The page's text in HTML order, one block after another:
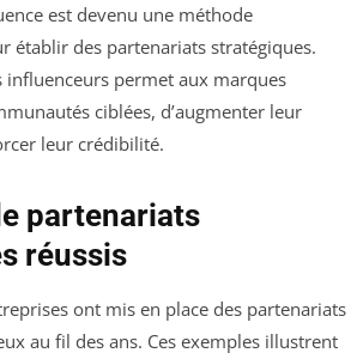
est devenu une méthode
établir des partenariats stratégiques.
influenceurs permet aux marques
ciblées, d’augmenter leur
leur crédibilité.
partenariats
réussis
ont mis en place des partenariats
au fil des ans. Ces exemples illustrent